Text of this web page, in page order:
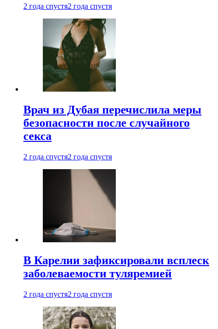
2 года спустя2 года спустя
Врач из Дубая перечислила меры
безопасности после случайного
секса
2 года спустя2 года спустя
В Карелии зафиксировали всплеск
заболеваемости туляремией
2 года спустя2 года спустя